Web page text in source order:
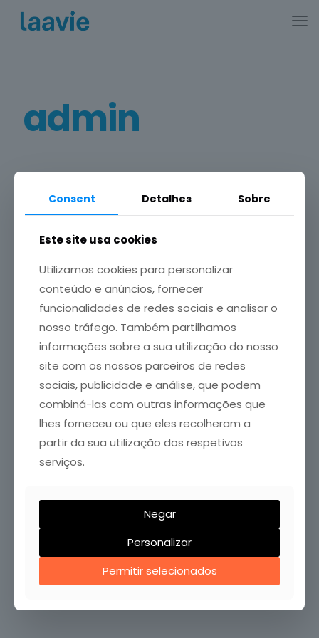
admin
Categories
adminat 21/06/2018
Hello world!
Welcome to WordPress. This is your first post. Edit or
delete it, then start writing!
0 0 Read more
FALE CONOSCO
Consent Detalhes Sobre
Este site usa cookies
Utilizamos cookies para personalizar
conteúdo e anúncios, fornecer
funcionalidades de redes sociais e analisar o
nosso tráfego. Também partilhamos
informações sobre a sua utilização do nosso
site com os nossos parceiros de redes
sociais, publicidade e análise, que podem
combiná-las com outras informações que
lhes forneceu ou que eles recolheram a
partir da sua utilização dos respetivos
serviços.
Negar
Personalizar
Permitir selecionados